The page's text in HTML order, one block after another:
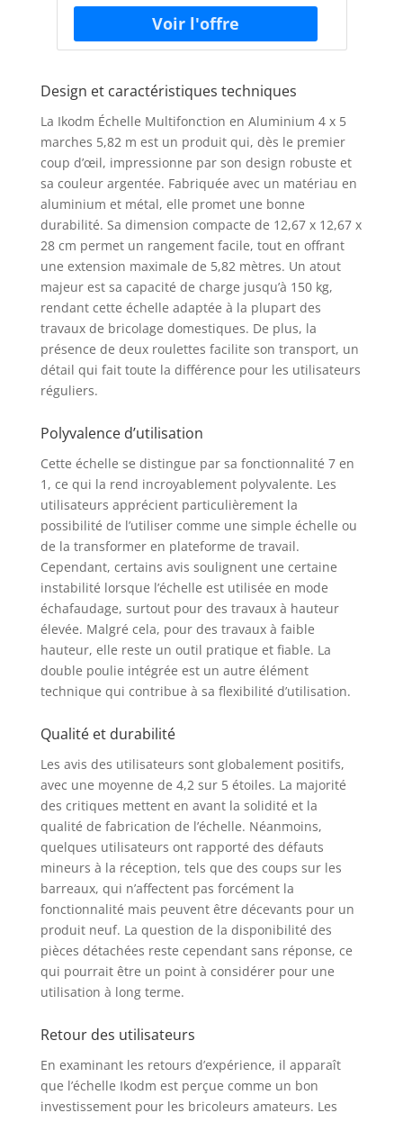
Design et caractéristiques techniques
La Ikodm Échelle Multifonction en Aluminium 4 x 5
marches 5,82 m est un produit qui, dès le premier
coup d’œil, impressionne par son design robuste et
sa couleur argentée. Fabriquée avec un matériau en
aluminium et métal, elle promet une bonne
durabilité. Sa dimension compacte de 12,67 x 12,67 x
28 cm permet un rangement facile, tout en offrant
une extension maximale de 5,82 mètres. Un atout
majeur est sa capacité de charge jusqu’à 150 kg,
rendant cette échelle adaptée à la plupart des
travaux de bricolage domestiques. De plus, la
présence de deux roulettes facilite son transport, un
détail qui fait toute la différence pour les utilisateurs
réguliers.
Polyvalence d’utilisation
Cette échelle se distingue par sa fonctionnalité 7 en
1, ce qui la rend incroyablement polyvalente. Les
utilisateurs apprécient particulièrement la
possibilité de l’utiliser comme une simple échelle ou
de la transformer en plateforme de travail.
Cependant, certains avis soulignent une certaine
instabilité lorsque l’échelle est utilisée en mode
échafaudage, surtout pour des travaux à hauteur
élevée. Malgré cela, pour des travaux à faible
hauteur, elle reste un outil pratique et fiable. La
double poulie intégrée est un autre élément
technique qui contribue à sa flexibilité d’utilisation.
Qualité et durabilité
Les avis des utilisateurs sont globalement positifs,
avec une moyenne de 4,2 sur 5 étoiles. La majorité
des critiques mettent en avant la solidité et la
qualité de fabrication de l’échelle. Néanmoins,
quelques utilisateurs ont rapporté des défauts
mineurs à la réception, tels que des coups sur les
barreaux, qui n’affectent pas forcément la
fonctionnalité mais peuvent être décevants pour un
produit neuf. La question de la disponibilité des
pièces détachées reste cependant sans réponse, ce
qui pourrait être un point à considérer pour une
utilisation à long terme.
Retour des utilisateurs
En examinant les retours d’expérience, il apparaît
que l’échelle Ikodm est perçue comme un bon
investissement pour les bricoleurs amateurs. Les